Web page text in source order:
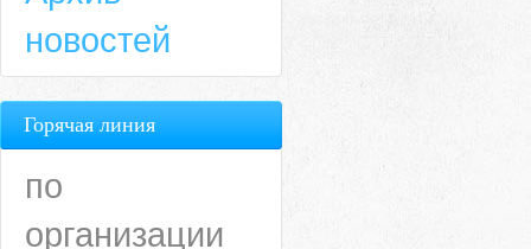
новостей
Горячая линия
по
организации